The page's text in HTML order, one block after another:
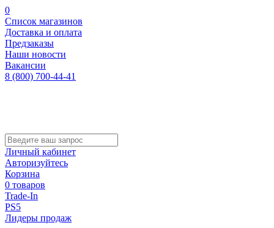
0
Список магазинов
Доставка и оплата
Предзаказы
Наши новости
Вакансии
8 (800) 700-44-41
Личный кабинет
Авторизуйтесь
Корзина
0 товаров
Trade-In
PS5
Лидеры продаж